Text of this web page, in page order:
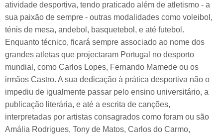
atividade desportiva, tendo praticado além de atletismo - a
sua paixão de sempre - outras modalidades como voleibol,
ténis de mesa, andebol, basquetebol, e até futebol.
Enquanto técnico, ficará sempre associado ao nome dos
grandes atletas que projectaram Portugal no desporto
mundial, como Carlos Lopes, Fernando Mamede ou os
irmãos Castro. A sua dedicação à prática desportiva não o
impediu de igualmente passar pelo ensino universitário, a
publicação literária, e até a escrita de canções,
interpretadas por artistas consagrados como foram ou são
Amália Rodrigues, Tony de Matos, Carlos do Carmo,